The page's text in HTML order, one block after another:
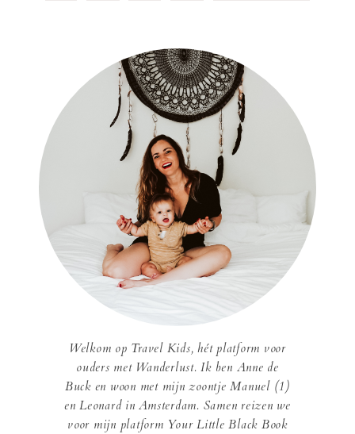
Welkom op Travel Kids, hét platform voor
ouders met Wanderlust. Ik ben Anne de
Buck en woon met mijn zoontje Manuel (1)
en Leonard in Amsterdam. Samen reizen we
voor mijn platform Your Little Black Book